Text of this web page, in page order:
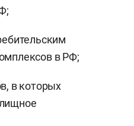
в РФ;
в которых